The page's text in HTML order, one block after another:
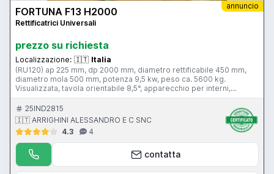
annuncio
FORTUNA F13 H2000
Rettificatrici Universali
prezzo su richiesta
Localizzazione: 🇮🇹 Italia
(RU120) ap 225 mm, dp 2000 mm, diametro rettificabile 450 mm,
diametro mola 500 mm, potenza 9,5 kw, peso ca. 5600 kg.
Visualizzata, tavola orientabile 8,5°, apparecchio per interni,
contropunta idraulica, lunette, accessoriata.
25IND2815
🇮🇹 ARRIGHINI ALESSANDRO E C SNC
4.3
4
contatta